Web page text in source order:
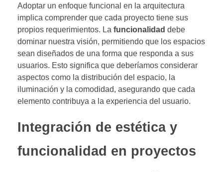
Adoptar un enfoque funcional en la arquitectura
implica comprender que cada proyecto tiene sus
propios requerimientos. La funcionalidad debe
dominar nuestra visión, permitiendo que los espacios
sean diseñados de una forma que responda a sus
usuarios. Esto significa que deberíamos considerar
aspectos como la distribución del espacio, la
iluminación y la comodidad, asegurando que cada
elemento contribuya a la experiencia del usuario.
Integración de estética y
funcionalidad en proyectos